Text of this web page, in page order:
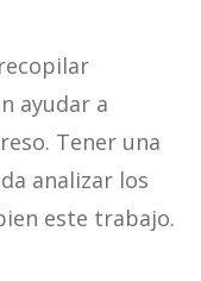
ayudar a
Tener una
analizar los
este trabajo.